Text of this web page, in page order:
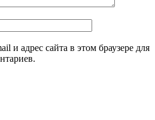
и адрес сайта в этом браузере для